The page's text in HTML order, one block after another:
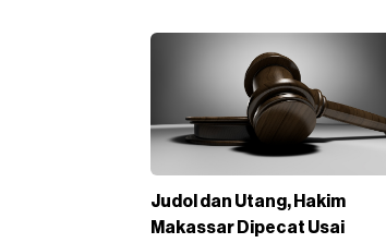
Judol dan Utang, Hakim
Makassar Dipecat Usai